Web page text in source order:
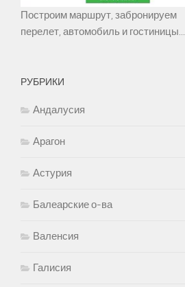
Построим маршрут, забронируем
перелет, автомобиль и гостиницы...
РУБРИКИ
Андалусия
Арагон
Астурия
Балеарские о-ва
Валенсия
Галисия